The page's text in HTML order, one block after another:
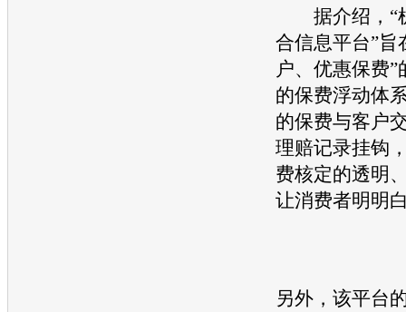
据介绍，“
合信息平台”旨
户、优惠保费
的保费浮动体
的保费与客户
理赔记录挂钩
费核定的透明
让消费者明明
另外，该平台